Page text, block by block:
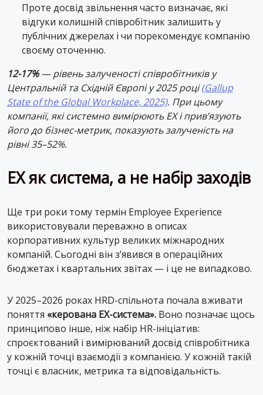
Проте досвід звільнення часто визначає, які
відгуки колишній співробітник залишить у
публічних джерелах і чи порекомендує компанію
своєму оточенню.
12-17%— рівень залученості співробітників у
Центральній та Східній Європі у 2025 році(Gallup
State of the Global Workplace, 2025). При цьому
компанії, які системно вимірюють EX і прив’язують
його до бізнес-метрик, показують залученість на
рівні 35–52%.
EX як система, а не набір заходів
Ще три роки тому термін Employee Experience
використовували переважно в описах
корпоративних культур великих міжнародних
компаній. Сьогодні він з’явився в операційних
бюджетах і квартальних звітах — і це не випадково.
У 2025–2026 роках HRD-спільнота почала вживати
поняття «керована EX-система». Воно позначає щось
принципово інше, ніж набір HR-ініціатив:
спроєктований і вимірюваний досвід співробітника
у кожній точці взаємодії з компанією. У кожній такій
точці є власник, метрика та відповідальність.